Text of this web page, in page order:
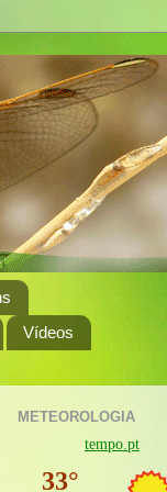
Vídeos
METEOROLOGIA
tempo.pt